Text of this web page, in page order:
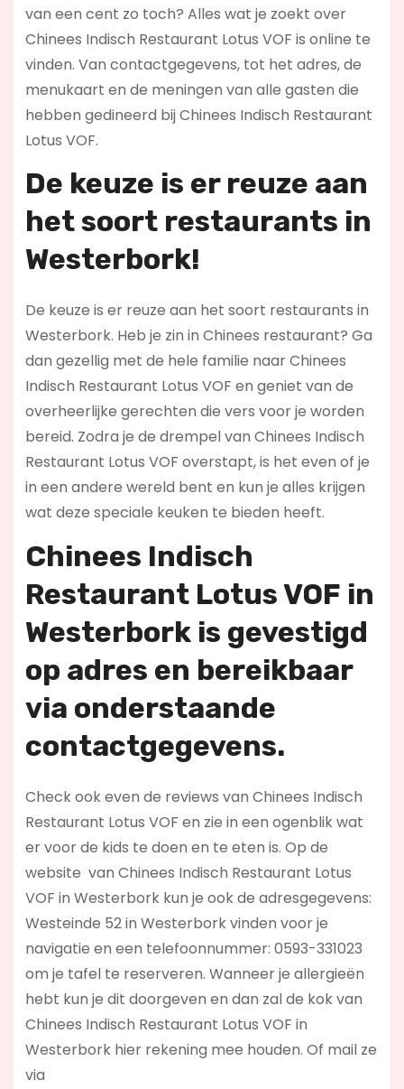
van een cent zo toch? Alles wat je zoekt over
Chinees Indisch Restaurant Lotus VOF is online te
vinden. Van contactgegevens, tot het adres, de
menukaart en de meningen van alle gasten die
hebben gedineerd bij Chinees Indisch Restaurant
Lotus VOF.
De keuze is er reuze aan
het soort restaurants in
Westerbork!
De keuze is er reuze aan het soort restaurants in
Westerbork. Heb je zin in Chinees restaurant? Ga
dan gezellig met de hele familie naar Chinees
Indisch Restaurant Lotus VOF en geniet van de
overheerlijke gerechten die vers voor je worden
bereid. Zodra je de drempel van Chinees Indisch
Restaurant Lotus VOF overstapt, is het even of je
in een andere wereld bent en kun je alles krijgen
wat deze speciale keuken te bieden heeft.
Chinees Indisch
Restaurant Lotus VOF in
Westerbork is gevestigd
op adres en bereikbaar
via onderstaande
contactgegevens.
Check ook even de reviews van Chinees Indisch
Restaurant Lotus VOF en zie in een ogenblik wat
er voor de kids te doen en te eten is. Op de
website van Chinees Indisch Restaurant Lotus
VOF in Westerbork kun je ook de adresgegevens:
Westeinde 52 in Westerbork vinden voor je
navigatie en een telefoonnummer: 0593-331023
om je tafel te reserveren. Wanneer je allergieën
hebt kun je dit doorgeven en dan zal de kok van
Chinees Indisch Restaurant Lotus VOF in
Westerbork hier rekening mee houden. Of mail ze
via